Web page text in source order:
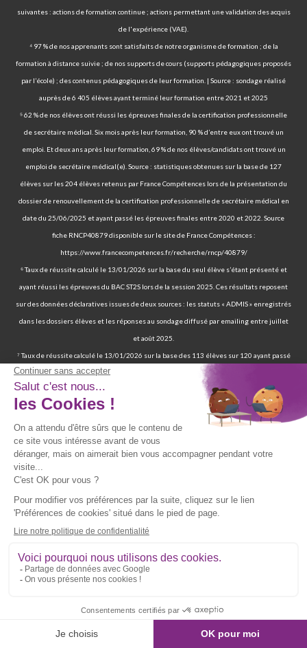
suivantes : actions de formation continue ; actions permettant une validation des acquis
de l'expérience (VAE).
⁴ 97 % de nos apprenants sont satisfaits de notre organisme de formation ; de la
formation à distance suivie ; de nos supports de cours (supports pédagogiques proposés
par l’école) ; des contenus pédagogiques de leur formation. | Source : sondage réalisé
auprès de 6 405 élèves ayant terminé leur formation entre 2021 et 2025
⁵ 62 % de nos élèves ont réussi les épreuves finales de la certification professionnelle
de secrétaire médical. Six mois après leur formation, 90 % d’entre eux ont trouvé un
emploi. Et deux ans après leur formation, 69 % de nos élèves/candidats ont trouvé un
emploi de secrétaire médical(e). Source : statistiques obtenues sur la base de 127
élèves sur les 204 élèves retenus par France Compétences lors de la présentation du
dossier de renouvellement de la certification professionnelle de secrétaire médical en
date du 25/06/2025 et ayant passé les épreuves finales entre 2020 et 2022. Source
fiche RNCP40879 disponible sur le site de France Compétences :
https://www.francecompetences.fr/recherche/rncp/40879/
⁶ Taux de réussite calculé le 13/01/2026 sur la base du seul élève s’étant présenté et
ayant réussi les épreuves du BAC ST2S lors de la session 2025. Ces résultats reposent
sur des données déclaratives issues de deux sources : les statuts « ADMIS » enregistrés
dans les dossiers élèves et les réponses au sondage diffusé par emailing entre juillet
et août 2025.
⁷ Taux de réussite calculé le 13/01/2026 sur la base des 113 élèves sur 120 ayant passé
et réussi les épreuves du CAP AEPE lors de la session 2025. Ces résultats reposent sur
des données déclaratives issues de deux sources : les statuts « ADMIS » enregistrés
dans les dossiers élèves et les réponses au sondage diffusé par emailing entre juillet
et août 2025.
⁸ Taux de réussite calculé le 13/01/2026 sur la base des 4 élèves sur 4 ayant passé et
réussi les épreuves du CAP Esthétique, Cosmétique, Parfumerie lors de la session
2025. Ces résultats reposent sur des données déclaratives issues de deux sources : les
diffusé par emailing entre juillet et août 2025.
⁹ 70 % de nos élèves ont d’ailleurs réussi les épreuves finales de la certification
après avoir terminé leur formation certifiante d’auxiliaire de vie. | Deux ans après leur
formation, 90 % d'entre eux ont trouvé un emploi d’auxiliaire de vie. Source : statistiques
lors de la présentation du dossier de renouvellement de la certification professionnelle
d’auxiliaire de vie en date du 19/07/024 et ayant passé les épreuves finales entre 2019